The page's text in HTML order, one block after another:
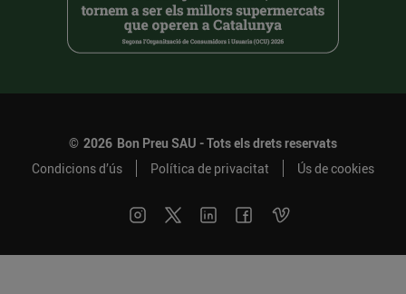
© 2026 Bon Preu SAU - Tots els drets reservats
Condicions d’ús
Política de privacitat Ús de cookies